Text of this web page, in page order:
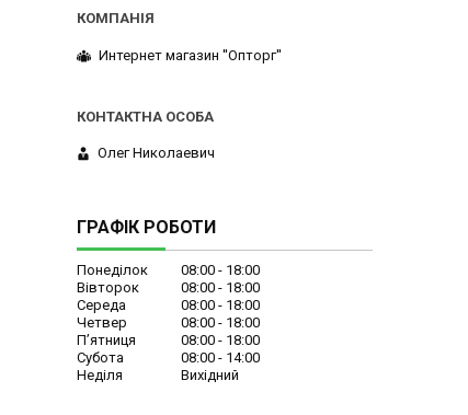
Интернет магазин ''Опторг''
Олег Николаевич
ГРАФІК РОБОТИ
Понеділок 08:00
18:00
Вівторок
08:00
18:00
Середа
08:00
18:00
Четвер
08:00
18:00
Пʼятниця
08:00
18:00
Субота
08:00
14:00
Неділя
Вихідний